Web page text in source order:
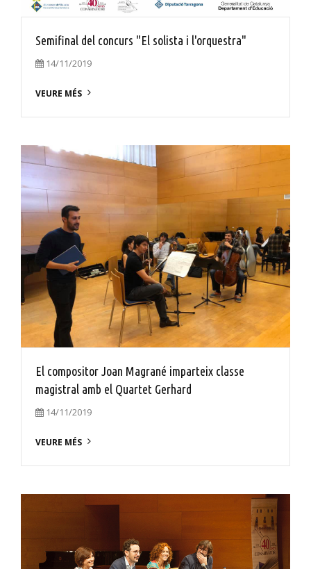
Semifinal del concurs "El solista i l'orquestra"
14/11/2019
VEURE MÉS
El compositor Joan Magrané imparteix classe
magistral amb el Quartet Gerhard
14/11/2019
VEURE MÉS